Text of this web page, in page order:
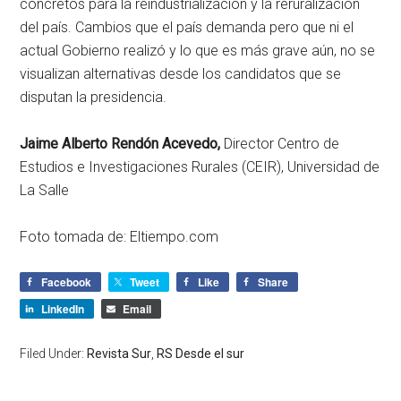
concretos para la reindustrialización y la reruralización
del país. Cambios que el país demanda pero que ni el
actual Gobierno realizó y lo que es más grave aún, no se
visualizan alternativas desde los candidatos que se
disputan la presidencia.
Jaime Alberto Rendón Acevedo, Director Centro de
Estudios e Investigaciones Rurales (CEIR), Universidad de
La Salle
Foto tomada de: Eltiempo.com
Facebook Tweet Like
Share
LinkedIn
Email
Filed Under: Revista Sur, RS Desde el sur